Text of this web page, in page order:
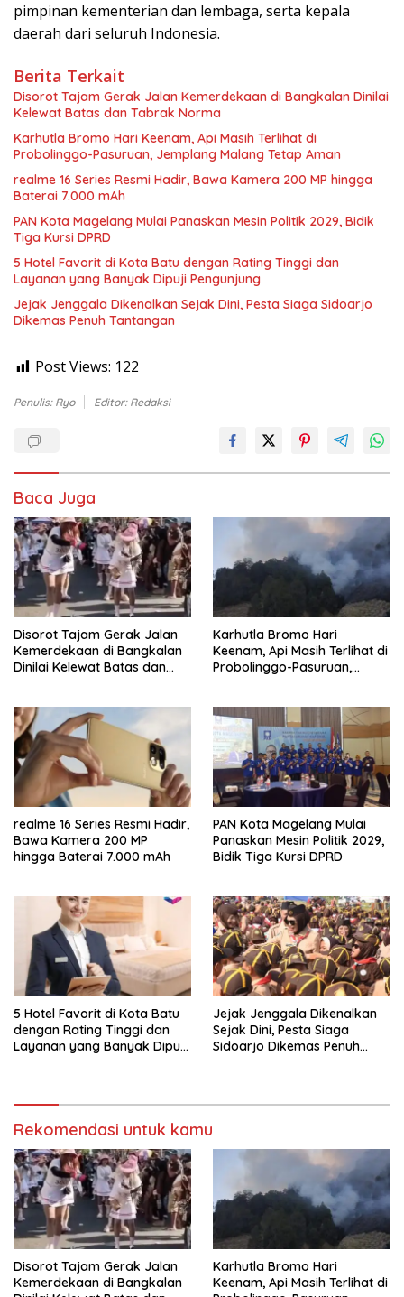
pimpinan kementerian dan lembaga, serta kepala
daerah dari seluruh Indonesia.
Berita Terkait
Disorot Tajam Gerak Jalan Kemerdekaan di Bangkalan Dinilai
Kelewat Batas dan Tabrak Norma
Karhutla Bromo Hari Keenam, Api Masih Terlihat di
Probolinggo-Pasuruan, Jemplang Malang Tetap Aman
realme 16 Series Resmi Hadir, Bawa Kamera 200 MP hingga
Baterai 7.000 mAh
PAN Kota Magelang Mulai Panaskan Mesin Politik 2029, Bidik
Tiga Kursi DPRD
5 Hotel Favorit di Kota Batu dengan Rating Tinggi dan
Layanan yang Banyak Dipuji Pengunjung
Jejak Jenggala Dikenalkan Sejak Dini, Pesta Siaga Sidoarjo
Dikemas Penuh Tantangan
Post Views: 122
Penulis: Ryo Editor: Redaksi
Baca Juga
Disorot Tajam Gerak Jalan
Kemerdekaan di Bangkalan
Dinilai Kelewat Batas dan
Karhutla Bromo Hari
Keenam, Api Masih Terlihat di
Probolinggo-Pasuruan,
realme 16 Series Resmi Hadir,
Bawa Kamera 200 MP
hingga Baterai 7.000 mAh
PAN Kota Magelang Mulai
Panaskan Mesin Politik 2029,
Bidik Tiga Kursi DPRD
5 Hotel Favorit di Kota Batu
dengan Rating Tinggi dan
Layanan yang Banyak Dipuji
Jejak Jenggala Dikenalkan
Sejak Dini, Pesta Siaga
Sidoarjo Dikemas Penuh
Rekomendasi untuk kamu
Disorot Tajam Gerak Jalan
Kemerdekaan di Bangkalan
Karhutla Bromo Hari
Keenam, Api Masih Terlihat di